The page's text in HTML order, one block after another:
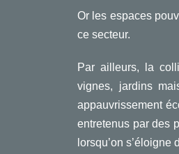
Or les espaces
ce secteur.
Par ailleurs, la
vignes, jardins
appauvrissement
entretenus par des
lorsqu’on s’éloigne